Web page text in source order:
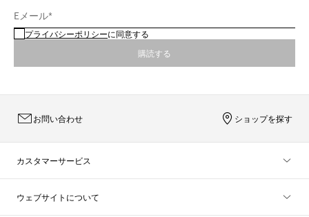
Eメール*
プライバシーポリシーに同意する
購読する
ショップを探す
お問い合わせ
カスタマーサービス
ウェブサイトについて